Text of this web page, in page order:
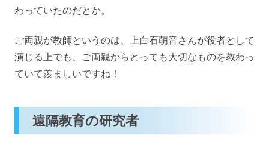
わっていたのだとか。
ご両親が教師というのは、上白石萌音さんが役者として
演じる上でも、ご両親からとっても大切なものを教わっ
ていて羨ましいですね！
遠隔教育の研究者